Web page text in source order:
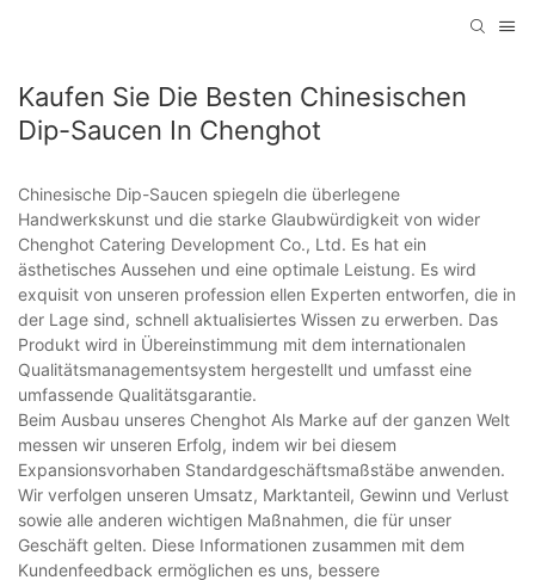
Kaufen Sie Die Besten Chinesischen
Dip-Saucen In Chenghot
Chinesische Dip-Saucen spiegeln die überlegene
Handwerkskunst und die starke Glaubwürdigkeit von wider
Chenghot Catering Development Co., Ltd. Es hat ein
ästhetisches Aussehen und eine optimale Leistung. Es wird
exquisit von unseren profession ellen Experten entworfen, die in
der Lage sind, schnell aktualisiertes Wissen zu erwerben. Das
Produkt wird in Übereinstimmung mit dem internationalen
Qualitätsmanagementsystem hergestellt und umfasst eine
umfassende Qualitätsgarantie.
Beim Ausbau unseres Chenghot Als Marke auf der ganzen Welt
messen wir unseren Erfolg, indem wir bei diesem
Expansionsvorhaben Standardgeschäftsmaßstäbe anwenden.
Wir verfolgen unseren Umsatz, Marktanteil, Gewinn und Verlust
sowie alle anderen wichtigen Maßnahmen, die für unser
Geschäft gelten. Diese Informationen zusammen mit dem
Kundenfeedback ermöglichen es uns, bessere